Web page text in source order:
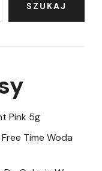
SZUKAJ
Pink 5g
Time Woda